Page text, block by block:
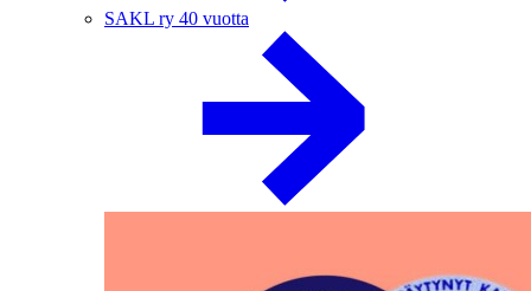
SAKL ry 40 vuotta